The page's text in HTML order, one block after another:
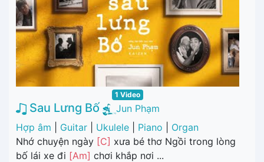
1 Video
Sau Lưng Bố
Jun Phạm
Hợp âm
Guitar Ukulele Piano
Organ
Nhớ chuyện ngày [C] xưa bé thơ Ngồi trong lòng
bố lái xe đi [Am] chơi khắp nơi ...